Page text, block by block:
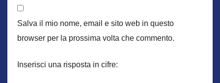
Salva il mio nome, email e sito web in questo
browser per la prossima volta che commento.
Inserisci una risposta in cifre: